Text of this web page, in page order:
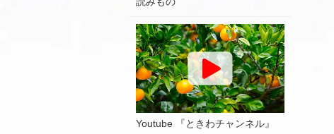
Youtube 『ときわチャンネル』